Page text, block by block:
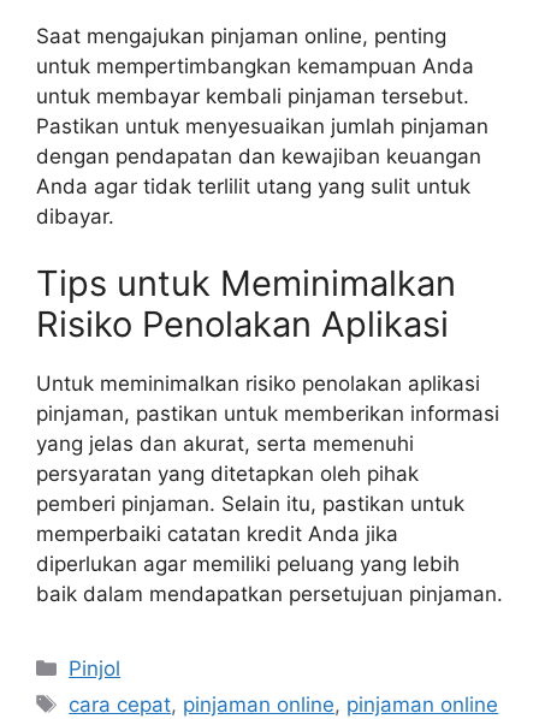
Saat mengajukan pinjaman online, penting
untuk mempertimbangkan kemampuan Anda
untuk membayar kembali pinjaman tersebut.
Pastikan untuk menyesuaikan jumlah pinjaman
dengan pendapatan dan kewajiban keuangan
Anda agar tidak terlilit utang yang sulit untuk
dibayar.
Tips untuk Meminimalkan
Risiko Penolakan Aplikasi
Untuk meminimalkan risiko penolakan aplikasi
pinjaman, pastikan untuk memberikan informasi
yang jelas dan akurat, serta memenuhi
persyaratan yang ditetapkan oleh pihak
pemberi pinjaman. Selain itu, pastikan untuk
memperbaiki catatan kredit Anda jika
diperlukan agar memiliki peluang yang lebih
baik dalam mendapatkan persetujuan pinjaman.
Categories
Pinjol
Tags
cara cepat, pinjaman online, pinjaman online